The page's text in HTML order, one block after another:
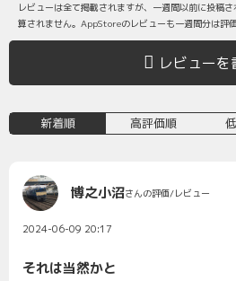
レビューは全て掲載されますが、一週間以前に投稿
算されません。AppStoreのレビューも一週間分は評
レビューを
新着順 高評価順
博之小沼さんの評価/レビュー
2024-06-09 20:17
それは当然かと